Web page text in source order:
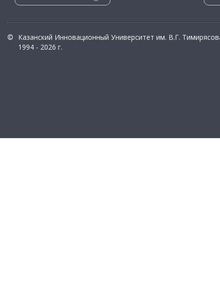
©
Казанский Инновационный Университет им. В.Г.
1994 - 2026 г.